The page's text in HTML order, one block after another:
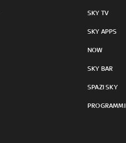
SKY TV
SKY APPS
NOW
SKY BAR
SPAZI SKY
PROGRAMMI